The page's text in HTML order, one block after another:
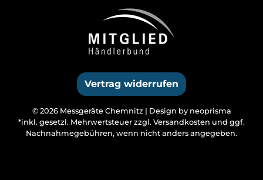
Vertrag widerrufen
© 2026 Messgeräte Chemnitz | Design by neoprisma
*inkl. gesetzl. Mehrwertsteuer zzgl. Versandkosten und ggf.
Nachnahmegebühren, wenn nicht anders angegeben.